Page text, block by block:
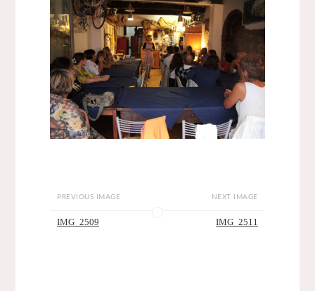
PREVIOUS IMAGE
IMG_2509
NEXT IMAGE
IMG_2511